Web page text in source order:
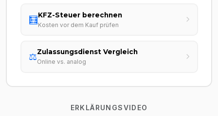
🧮KFZ-Steuer berechnen
Kosten vor dem Kauf prüfen
⚖️Zulassungsdienst Vergleich
Online vs. analog
ERKLÄRUNGSVIDEO